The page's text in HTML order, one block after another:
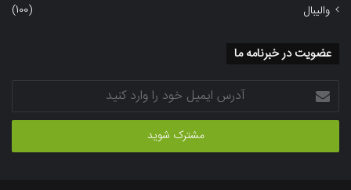
والیبال
(100)
عضویت در خبرنامه ما
آدرس
ایمیل
خود
وارد